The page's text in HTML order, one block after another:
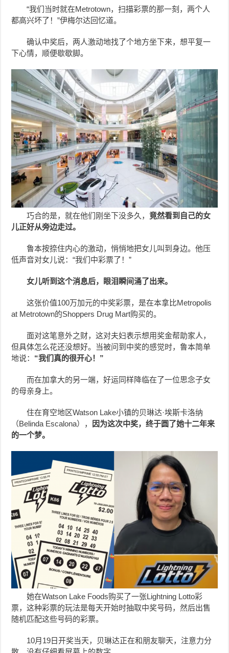
“我们当时就在Metrotown，扫描彩票的那一刻，两个人
都高兴坏了！”伊梅尔达回忆道。
确认中奖后，两人激动地找了个地方坐下来，想平复一
下心情，顺便歇歇脚。
巧合的是，就在他们刚坐下没多久，竟然看到自己的女
儿正好从旁边走过。
鲁本按捺住内心的激动，悄悄地把女儿叫到身边。他压
低声音对女儿说：“我们中彩票了！”
女儿听到这个消息后，眼泪瞬间涌了出来。
这张价值100万加元的中奖彩票，是在本拿比Metropolis
at Metrotown的Shoppers Drug Mart购买的。
面对这笔意外之财，这对夫妇表示想用奖金帮助家人，
但具体怎么花还没想好。当被问到中奖的感觉时，鲁本简单
地说： “我们真的很开心！”
而在加拿大的另一端，好运同样降临在了一位思念子女
的母亲身上。
住在育空地区Watson Lake小镇的贝琳达·埃斯卡洛纳
（Belinda Escalona），
因为这次中奖，终于圆了她十二年来
的一个梦。
她在Watson Lake Foods购买了一张Lightning Lotto彩
票，这种彩票的玩法是每天开始时抽取中奖号码，然后出售
随机匹配这些号码的彩票。
10月19日开奖当天，贝琳达正在和朋友聊天，注意力分